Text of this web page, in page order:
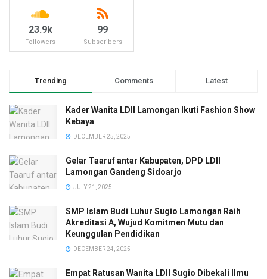
23.9k
Followers
99
Subscribers
Trending Comments Latest
Kader Wanita LDII Lamongan Ikuti Fashion Show
Kebaya
DECEMBER 25, 2025
Gelar Taaruf antar Kabupaten, DPD LDII
Lamongan Gandeng Sidoarjo
JULY 21, 2025
SMP Islam Budi Luhur Sugio Lamongan Raih
Akreditasi A, Wujud Komitmen Mutu dan
Keunggulan Pendidikan
DECEMBER 24, 2025
Empat Ratusan Wanita LDII Sugio Dibekali Ilmu